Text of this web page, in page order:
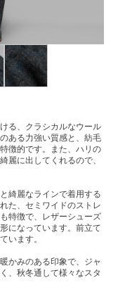
る、クラシカルなウール
ある力強い質感と、紡毛
徴的です。また、ハリの
麗に出してくれるので、
綺麗なラインで着用する
た、セミワイドのストレ
特徴で、レザーシューズ
になっています。前立て
います。
かみのある印象で、ジャ
、秋冬通して様々なスタ